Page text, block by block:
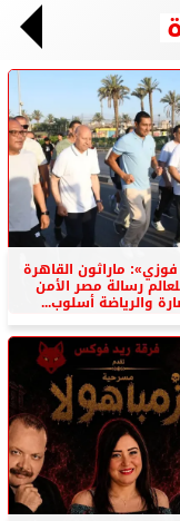
ماراثون القاهرة
رسالة مصر الأمن
والرياضة أسلوب...